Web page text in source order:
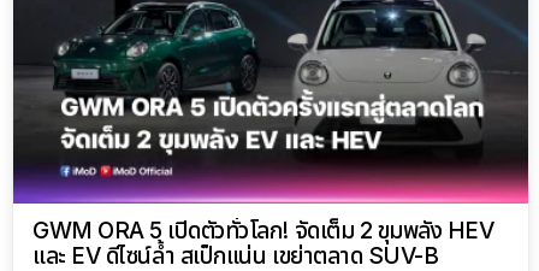
GWM ORA 5 เปิดตัวทั่วโลก! จัดเต็ม 2 ขุมพลัง HEV
และ EV ดีไซน์ล้ำ สเป็กแน่น เขย่าตลาด SUV-B